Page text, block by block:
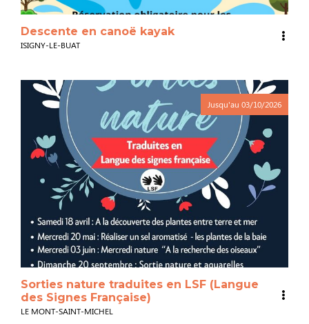
Descente en canoë kayak
ISIGNY-LE-BUAT
Jusqu'au 03/10/2026
Sorties nature traduites en LSF (Langue
des Signes Française)
LE MONT-SAINT-MICHEL